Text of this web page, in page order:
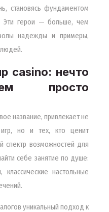
становясь фундаментом
Эти герои — больше, чем
надежды и примеры,
casino: нечто
просто
название, привлекает не
игр, но и тех, кто ценит
спектр возможностей для
себе занятие по душе:
настольные
уникальный подход к